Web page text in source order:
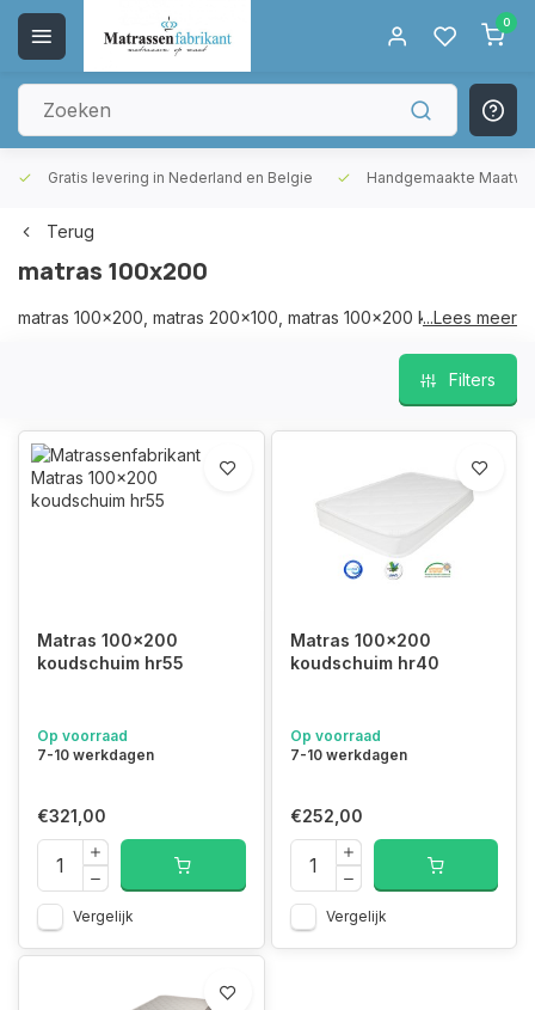
0
Gratis levering in Nederland en Belgie Handgemaakte
Terug
matras 100x200
matras 100x200, matras 200x100, matras 100x200 koudschuim,
...Lees meer
Filters
Matras 100x200
koudschuim hr55
Op voorraad
7-10 werkdagen
€321,00
Vergelijk
Matras 100x200
koudschuim hr40
Op voorraad
7-10 werkdagen
€252,00
Vergelijk